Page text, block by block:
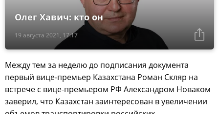
19 августа 2021, 17:17
Олег Хавич: кто он
Между тем за неделю до подписания документа
первый вице-премьер Казахстана Роман Скляр на
встрече с вице-премьером РФ Александром Новаком
заверил, что Казахстан заинтересован в увеличении